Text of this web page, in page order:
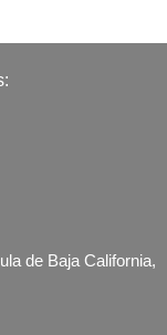
de Baja California,